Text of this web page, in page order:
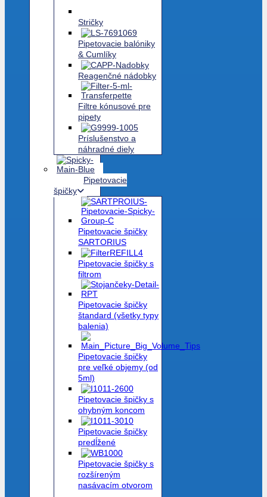
Stričky
Pipetovacie balóniky
& Cumlíky
Reagenčné nádobky
Filtre kónusové pre
pipety
Príslušenstvo a
náhradné diely
Pipetovacie
špičky
Pipetovacie špičky
SARTORIUS
Pipetovacie špičky s
filtrom
Pipetovacie špičky
štandard (všetky typy
balenia)
Pipetovacie špičky
pre veľké objemy (od
5ml)
Pipetovacie špičky s
ohybným koncom
Pipetovacie špičky
predĺžené
Pipetovacie špičky s
rozšíreným
nasávacím otvorom